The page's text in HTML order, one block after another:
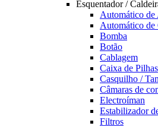
Esquentador /
Automático de
Automático de
Bomba
Botão
Cablagem
Caixa de Pilhas
Casquilho /
Câmaras de
Electroíman
Estabilizador
Filtros